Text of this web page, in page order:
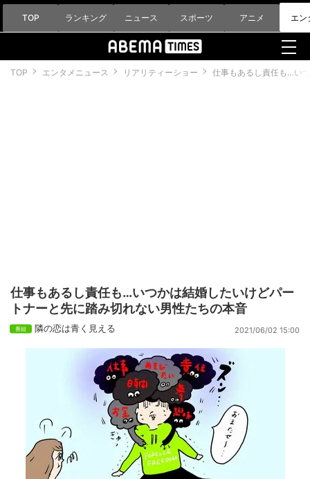
TOP ランキング ニュース スポーツ アニメ エン
TOP エンタメニュース リアリティーショー 仕事もあるし責任も…い
仕事もあるし責任も…いつかは結婚したいけどパー
トナーと先に踏み切れない男性たちの本音
隣の恋は青く見える 2021/06/02 15:00